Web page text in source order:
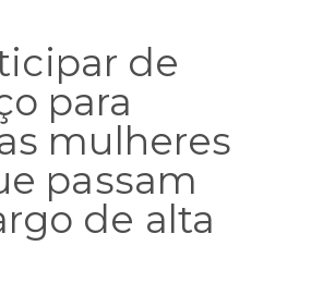
de
para
mulheres
passam
de alta